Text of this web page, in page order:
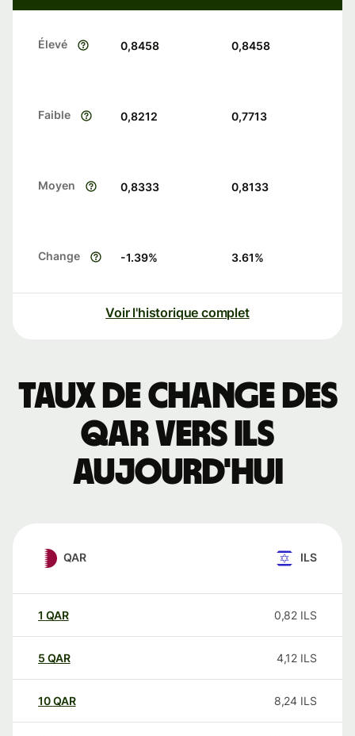
Élevé 0,8458 0,8458
Faible 0,8212 0,7713
Moyen 0,8333 0,8133
Change -1.39% 3.61%
Voir l'historique complet
Taux de change des
QAR vers ILS
aujourd'hui
QAR ILS
1 QAR 0,82 ILS
5 QAR 4,12 ILS
10QAR 8,24 ILS